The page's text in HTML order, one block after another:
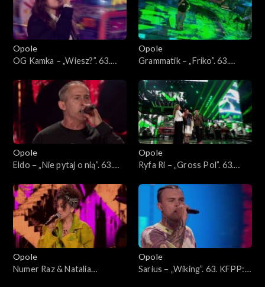
Opole
OG Kamka – „Wiesz?”. 63.
Jedno podwórko 2”
Opole
Grammatik – „Friko”. 63.
Jedno podwórko 2”
Opole
Eldo – „Nie pytaj o nią”. 63.
Jedno podwórko 2”
Opole
Ryfa Ri – „Gross Pol”. 63.
Jedno podwórko 2”
Opole
Numer Raz & Natalia
Opole
Sarius – „Wiking”. 63. KFPP: